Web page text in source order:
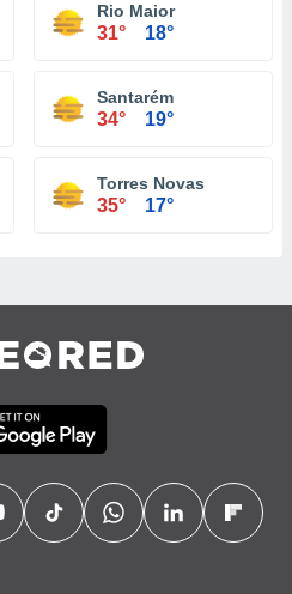
Rio Maior
31° 18°
Santarém
34° 19°
Torres Novas
35° 17°